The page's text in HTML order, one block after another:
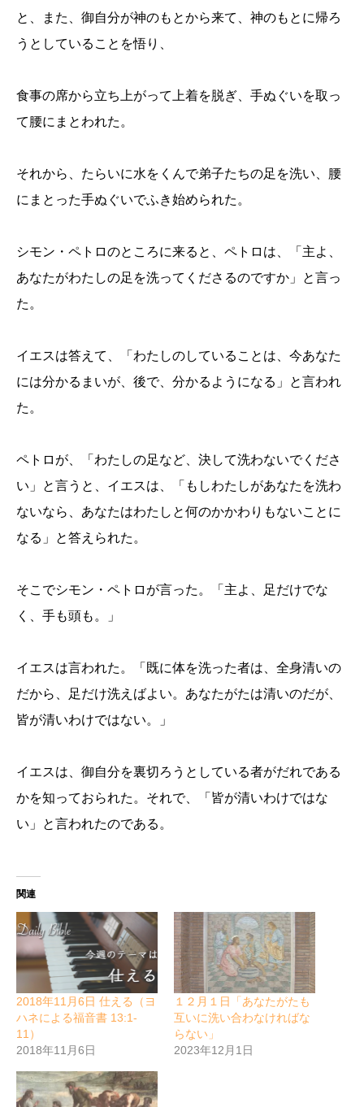
と、また、御自分が神のもとから来て、神のもとに帰ろ
うとしていることを悟り、
食事の席から立ち上がって上着を脱ぎ、手ぬぐいを取っ
て腰にまとわれた。
それから、たらいに水をくんで弟子たちの足を洗い、腰
にまとった手ぬぐいでふき始められた。
シモン・ペトロのところに来ると、ペトロは、「主よ、
あなたがわたしの足を洗ってくださるのですか」と言っ
た。
イエスは答えて、「わたしのしていることは、今あなた
には分かるまいが、後で、分かるようになる」と言われ
た。
ペトロが、「わたしの足など、決して洗わないでくださ
い」と言うと、イエスは、「もしわたしがあなたを洗わ
ないなら、あなたはわたしと何のかかわりもないことに
なる」と答えられた。
そこでシモン・ペトロが言った。「主よ、足だけでな
く、手も頭も。」
イエスは言われた。「既に体を洗った者は、全身清いの
だから、足だけ洗えばよい。あなたがたは清いのだが、
皆が清いわけではない。」
イエスは、御自分を裏切ろうとしている者がだれである
かを知っておられた。それで、「皆が清いわけではな
い」と言われたのである。
関連
2018年11月6日 仕える（ヨ
ハネによる福音書 13:1-
11）
2018年11月6日
１２月１日「あなたがたも
互いに洗い合わなければな
らない」
2023年12月1日